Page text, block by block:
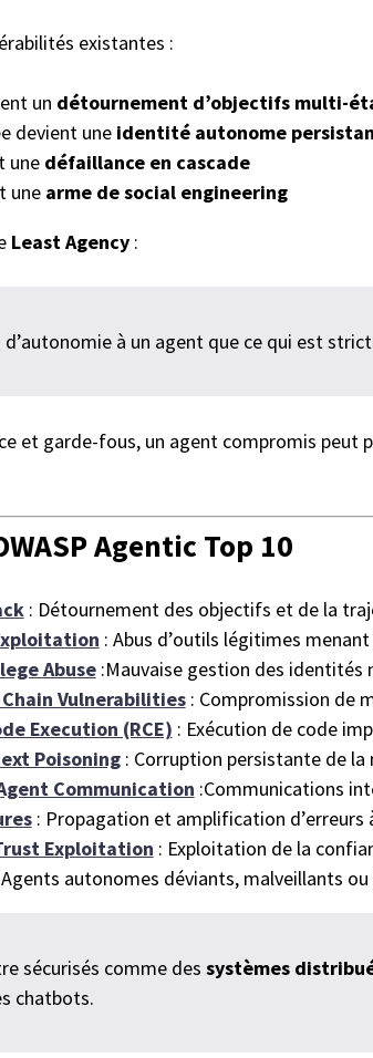
existantes :
un détournement d’objectifs multi-
devient une identité autonome
une défaillance en cascade
une arme de social engineering
Least Agency:
à un agent que ce qui est
et garde-fous, un agent compromis peut
Agentic Top 10
: Détournement des objectifs et de la
: Abus d’outils légitimes
Abuse:Mauvaise gestion des identités
Vulnerabilities: Compromission de
Execution (RCE) : Exécution de code
Poisoning: Corruption persistante de
Communication :Communications
: Propagation et amplification d’erreurs
Exploitation : Exploitation de la
autonomes déviants, malveillants
sécurisés comme des systèmes
chatbots.